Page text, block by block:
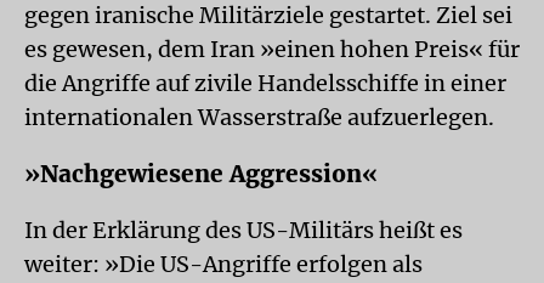
gegen iranische Militärziele gestartet. Ziel sei
es gewesen, dem Iran »einen hohen Preis« für
die Angriffe auf zivile Handelsschiffe in einer
internationalen Wasserstraße aufzuerlegen.
»Nachgewiesene Aggression«
In der Erklärung des US-Militärs heißt es
weiter: »Die US-Angriffe erfolgen als